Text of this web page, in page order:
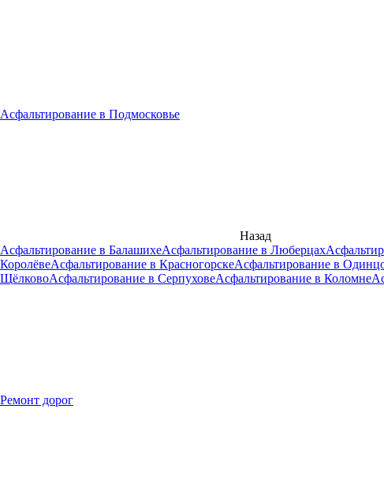
Асфальтирование в Подмосковье
Назад
Асфальтирование в БалашихеАсфальтирование в Люберцах
КоролёвеАсфальтирование в КрасногорскеАсфальтирование в
ЩёлковоАсфальтирование в СерпуховеАсфальтирование в Коломне
Ремонт дорог